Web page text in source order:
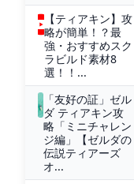
【ティアキン】攻
略が簡単！？最
強・おすすめスク
ラビルド素材8
選！！...
「友好の証」ゼル
ダ ティアキン攻
略「ミニチャレン
ジ編」【ゼルダの
伝説ティアーズ
オ...